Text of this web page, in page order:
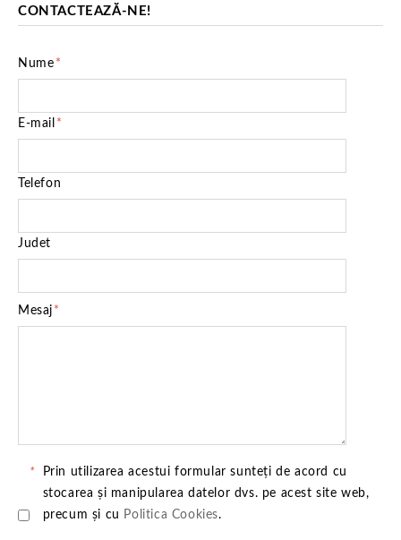
CONTACTEAZĂ-NE!
*
Nume
*
E-mail
Telefon
Judet
*
Mesaj
*
Prin utilizarea acestui formular sunteți de acord cu
stocarea și manipularea datelor dvs. pe acest site web,
precum și cu Politica Cookies.